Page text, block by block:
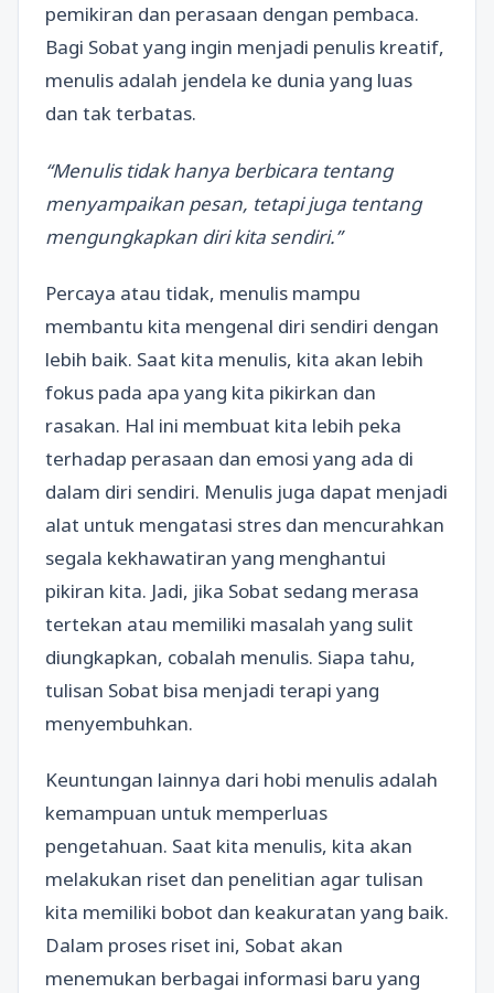
pemikiran dan perasaan dengan pembaca.
Bagi Sobat yang ingin menjadi penulis kreatif,
menulis adalah jendela ke dunia yang luas
dan tak terbatas.
“Menulis tidak hanya berbicara tentang
menyampaikan pesan, tetapi juga tentang
mengungkapkan diri kita sendiri.”
Percaya atau tidak, menulis mampu
membantu kita mengenal diri sendiri dengan
lebih baik. Saat kita menulis, kita akan lebih
fokus pada apa yang kita pikirkan dan
rasakan. Hal ini membuat kita lebih peka
terhadap perasaan dan emosi yang ada di
dalam diri sendiri. Menulis juga dapat menjadi
alat untuk mengatasi stres dan mencurahkan
segala kekhawatiran yang menghantui
pikiran kita. Jadi, jika Sobat sedang merasa
tertekan atau memiliki masalah yang sulit
diungkapkan, cobalah menulis. Siapa tahu,
tulisan Sobat bisa menjadi terapi yang
menyembuhkan.
Keuntungan lainnya dari hobi menulis adalah
kemampuan untuk memperluas
pengetahuan. Saat kita menulis, kita akan
melakukan riset dan penelitian agar tulisan
kita memiliki bobot dan keakuratan yang baik.
Dalam proses riset ini, Sobat akan
menemukan berbagai informasi baru yang